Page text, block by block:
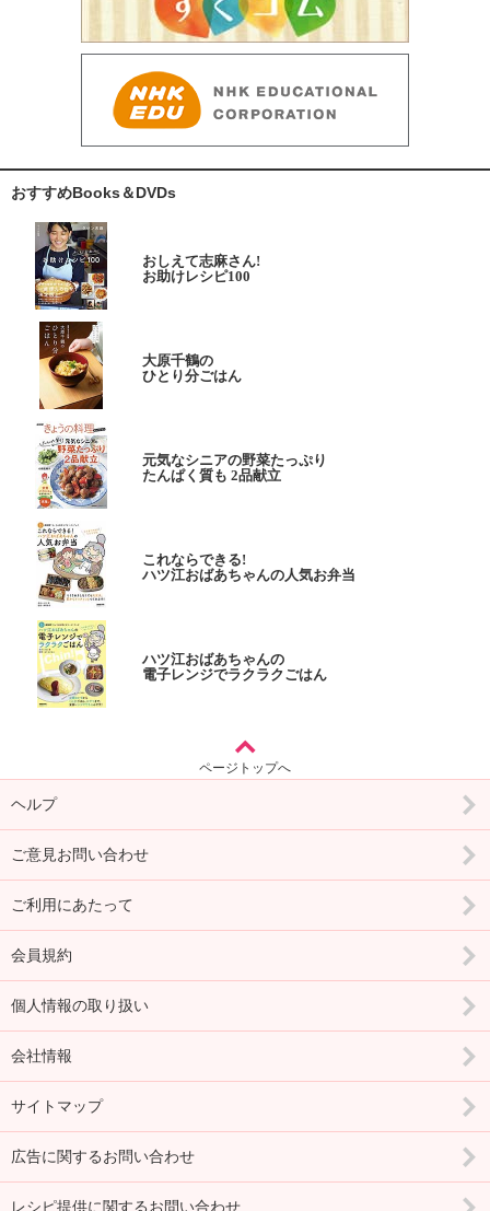
おすすめBooks＆DVDs
おしえて志麻さん!
お助けレシピ100
大原千鶴の
ひとり分ごはん
元気なシニアの野菜たっぷり
たんぱく質も 2品献立
これならできる!
ハツ江おばあちゃんの人気お弁当
ハツ江おばあちゃんの
電子レンジでラクラクごはん
ページトップへ
ヘルプ
ご意見お問い合わせ
ご利用にあたって
会員規約
個人情報の取り扱い
会社情報
サイトマップ
広告に関するお問い合わせ
レシピ提供に関するお問い合わせ